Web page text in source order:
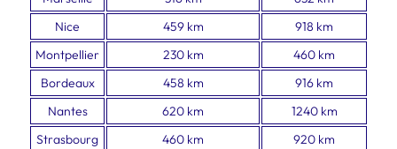
Nice
459 km
918 km
Montpellier
230 km
460 km
Bordeaux
458 km
916 km
Nantes
620 km
1240 km
Strasbourg
460 km
920 km